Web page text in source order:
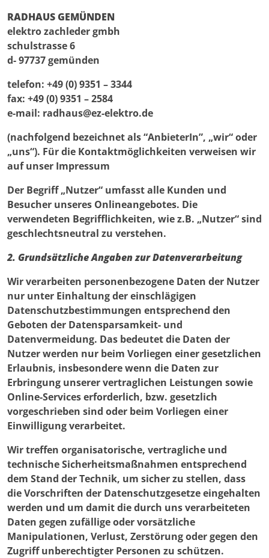
RADHAUS GEMÜNDEN
elektro zachleder gmbh
schulstrasse 6
d- 97737 gemünden
telefon: +49 (0) 9351 – 3344
fax: +49 (0) 9351 – 2584
e-mail: radhaus@ez-elektro.de
(nachfolgend bezeichnet als “AnbieterIn”, „wir“ oder
„uns“). Für die Kontaktmöglichkeiten verweisen wir
auf unser Impressum
Der Begriff „Nutzer“ umfasst alle Kunden und
Besucher unseres Onlineangebotes. Die
verwendeten Begrifflichkeiten, wie z.B. „Nutzer“ sind
geschlechtsneutral zu verstehen.
2. Grundsätzliche Angaben zur Datenverarbeitung
Wir verarbeiten personenbezogene Daten der Nutzer
nur unter Einhaltung der einschlägigen
Datenschutzbestimmungen entsprechend den
Geboten der Datensparsamkeit- und
Datenvermeidung. Das bedeutet die Daten der
Nutzer werden nur beim Vorliegen einer gesetzlichen
Erlaubnis, insbesondere wenn die Daten zur
Erbringung unserer vertraglichen Leistungen sowie
Online-Services erforderlich, bzw. gesetzlich
vorgeschrieben sind oder beim Vorliegen einer
Einwilligung verarbeitet.
Wir treffen organisatorische, vertragliche und
technische Sicherheitsmaßnahmen entsprechend
dem Stand der Technik, um sicher zu stellen, dass
die Vorschriften der Datenschutzgesetze eingehalten
werden und um damit die durch uns verarbeiteten
Daten gegen zufällige oder vorsätzliche
Manipulationen, Verlust, Zerstörung oder gegen den
Zugriff unberechtigter Personen zu schützen.